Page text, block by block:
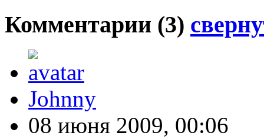
Комментарии (3)
Johnny
08 июня 2009, 00:06